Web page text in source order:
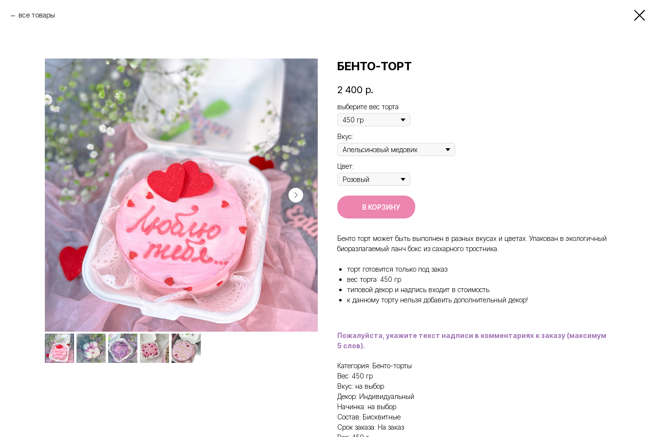
все товары
БЕНТО-ТОРТ
2 400 р.
выберите вес торта
Вкус:
Цвет:
В КОРЗИНУ
Бенто торт может быть выполнен в разных вкусах и цветах. Упакован в экологичный
биоразлагаемый ланч бокс из сахарного тростника.
торт готовится только под заказ
вес торта: 450 гр
типовой декор и надпись входит в стоимость
к данному торту нельзя добавить дополнительный декор!
Пожалуйста, укажите текст надписи в комментариях к заказу (максимум
5 слов).
Категория: Бенто-торты
Вес: 450 гр
Вкус: на выбор
Декор: Индивидуальный
Начинка: на выбор
Состав: Бисквитные
Срок заказа: На заказ